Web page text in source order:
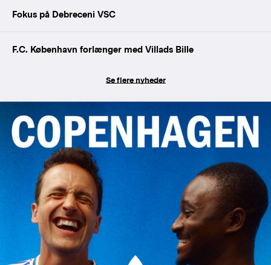
Fokus på Debreceni VSC
F.C. København forlænger med Villads Bille
Se flere nyheder